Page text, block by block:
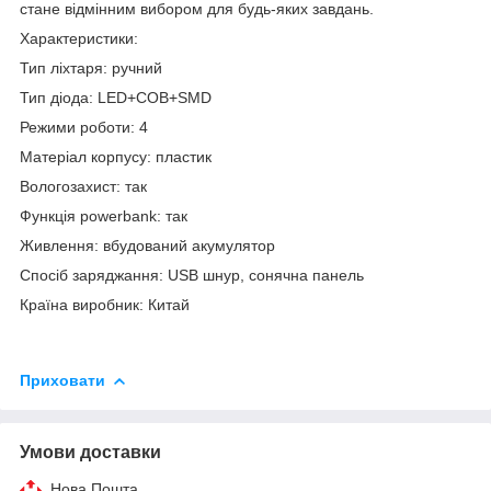
стане відмінним вибором для будь-яких завдань.
Характеристики:
Тип ліхтаря: ручний
Тип діода: LED+COB+SMD
Режими роботи: 4
Матеріал корпусу: пластик
Вологозахист: так
Функція powerbank: так
Живлення: вбудований акумулятор
Спосіб заряджання: USB шнур, сонячна панель
Країна виробник: Китай
Приховати
Умови доставки